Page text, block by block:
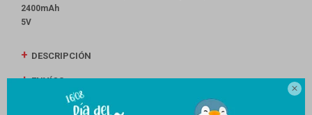

2400mAh
5V
DESCRIPCIÓN
ENVÍOS
CAMBIOS Y DEVOLUCIONES